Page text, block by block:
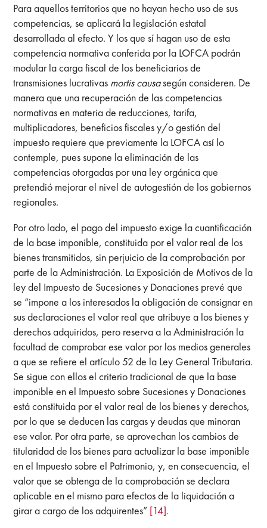
Para aquellos territorios que no hayan hecho uso de sus
competencias, se aplicará la legislación estatal
desarrollada al efecto. Y los que sí hagan uso de esta
competencia normativa conferida por la LOFCA podrán
modular la carga fiscal de los beneficiarios de
transmisiones lucrativas mortis causasegún consideren. De
manera que una recuperación de las competencias
normativas en materia de reducciones, tarifa,
multiplicadores, beneficios fiscales y/o gestión del
impuesto requiere que previamente la LOFCA así lo
contemple, pues supone la eliminación de las
competencias otorgadas por una ley orgánica que
pretendió mejorar el nivel de autogestión de los gobiernos
regionales.
Por otro lado, el pago del impuesto exige la cuantificación
de la base imponible, constituida por el valor real de los
bienes transmitidos, sin perjuicio de la comprobación por
parte de la Administración. La Exposición de Motivos de la
ley del Impuesto de Sucesiones y Donaciones prevé que
se “impone a los interesados la obligación de consignar en
sus declaraciones el valor real que atribuye a los bienes y
derechos adquiridos, pero reserva a la Administración la
facultad de comprobar ese valor por los medios generales
a que se refiere el artículo 52 de la Ley General Tributaria.
Se sigue con ellos el criterio tradicional de que la base
imponible en el Impuesto sobre Sucesiones y Donaciones
está constituida por el valor real de los bienes y derechos,
por lo que se deducen las cargas y deudas que minoran
ese valor. Por otra parte, se aprovechan los cambios de
titularidad de los bienes para actualizar la base imponible
en el Impuesto sobre el Patrimonio, y, en consecuencia, el
valor que se obtenga de la comprobación se declara
aplicable en el mismo para efectos de la liquidación a
girar a cargo de los adquirentes” [14].